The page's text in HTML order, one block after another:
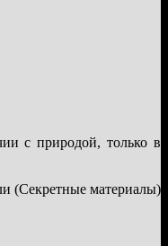
с природой, только в
(Секретные материалы)